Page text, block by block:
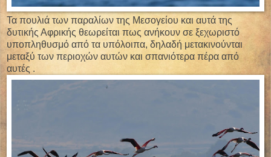
Τα πουλιά των παραλίων της Μεσογείου και αυτά της
δυτικής Αφρικής θεωρείται πως ανήκουν σε ξεχωριστό
υποπληθυσμό από τα υπόλοιπα, δηλαδή μετακινούνται
μεταξύ των περιοχών αυτών και σπανιότερα πέρα από
αυτές .